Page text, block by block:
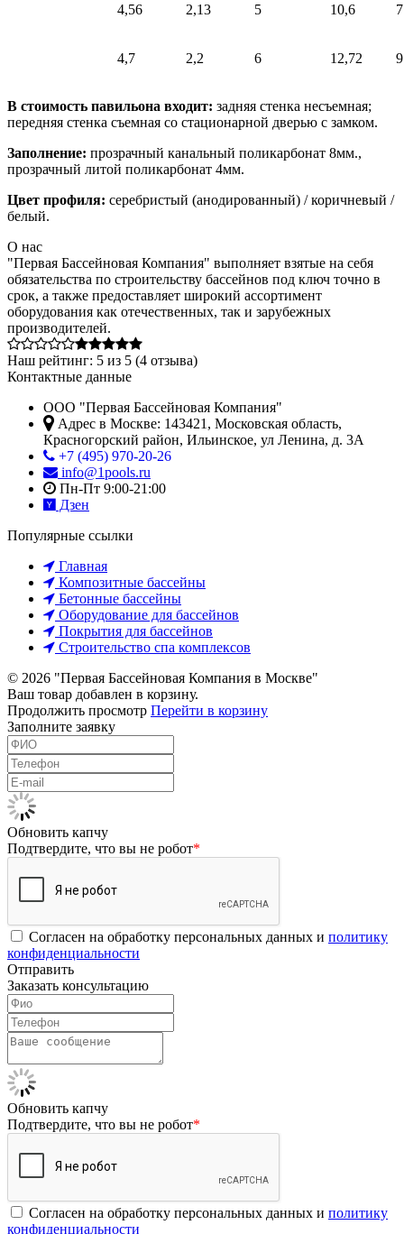
4,56 2,13 5 10,6
4,7 2,2 6 12,72
В стоимость павильона входит: задняя стенка несъемная;
передняя стенка съемная со стационарной дверью с замком.
Заполнение: прозрачный канальный поликарбонат 8мм.,
прозрачный литой поликарбонат 4мм.
Цвет профиля: серебристый (анодированный) / коричневый /
белый.
О нас
"Первая Бассейновая Компания" выполняет взятые на себя
обязательства по строительству бассейнов под ключ точно в
срок, а также предоставляет широкий ассортимент
оборудования как отечественных, так и зарубежных
производителей.
Наш рейтинг: 5 из 5 (4 отзыва)
Контактные данные
ООО "Первая Бассейновая Компания"
Адрес в Москве: 143421 , Московская область,
Красногорский район, Ильинское, ул Ленина, д. 3А
+7 (495) 970-20-26
info@1pools.ru
Пн-Пт 9:00-21:00
Дзен
Популярные ссылки
Главная
Композитные бассейны
Бетонные бассейны
Оборудование для бассейнов
Покрытия для бассейнов
Строительство спа комплексов
© 2026 "Первая Бассейновая Компания в Москве"
Ваш товар добавлен в корзину.
Продолжить просмотр Перейти в корзину
Заполните заявку
Обновить капчу
Подтвердите, что вы не робот*
Согласен на обработку персональных данных и политику
конфиденциальности
Отправить
Заказать консультацию
Обновить капчу
Подтвердите, что вы не робот*
Согласен на обработку персональных данных и политику
конфиденциальности